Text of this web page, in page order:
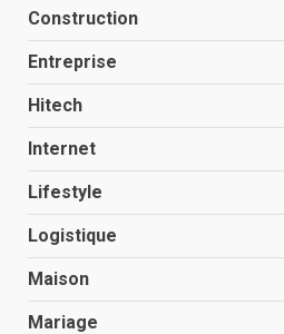
Construction
Entreprise
Hitech
Internet
Lifestyle
Logistique
Maison
Mariage